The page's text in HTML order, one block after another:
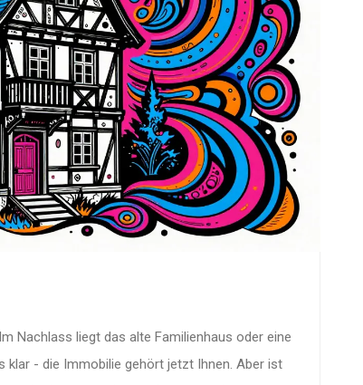
Nachlass liegt das alte Familienhaus oder eine
klar - die Immobilie gehört jetzt Ihnen. Aber ist